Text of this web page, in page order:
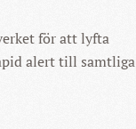
för att lyfta
alert till samtliga